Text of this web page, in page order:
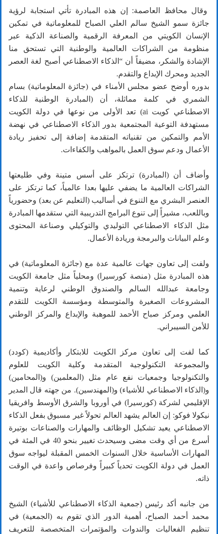
وقال محافظ العاصمة: إن هذه المبادرة تأتي استجابة لرؤية
جائزة سمو الشيخ سالم العلي الصباح للمعلوماتية في تمكين
الإنسان الكويتي من المعرفة الرقمية والصناعة الذكية عبر
منظومة من الشراكات العالمية والوطنية التي تستحق منا
الإشادة والشكر، مضيفاً أن “الذكاء الاصطناعي أصبح لغة العصر
الجديد ومحرك الإبداع والتقدم.
بدوره أوضح عضو مجلس الأمناء في (جائزة المعلوماتية) بسام
الشمري في كلمة مماثلة، أن (المبادرة الوطنية للذكاء
الاصطناعي كويت ai) تعد الأولى من نوعها في دولة الكويت
مستهدفة التوعية المجتمعية بدور الذكاء الاصطناعي في نهضة
الأمم والتمكين من تقنياته المتقدمة إضافة إلى تحفيز ريادة
الأعمال ودعم سوق العمل بالمواهب والكفاءات.
وأضاف أن (المبادرة) ترتكز على أسس متينة وفي طليعتها
الشراكات العالمية ما يضفي عليها بعدا عالمياً، كما ترتكز على
العنصر البشري مع التنوع في أساليب (التعليم عن بعد) وحضورياً
وباللعب، مشيراً إلى تنوع البرامج التدريبية التي ستقدمها المبادرة
مثل الذكاء الاصطناعي التوليدي والتوكيلي وصناعة المحتوى
وعلم البيانات والبرمجة وريادة الأعمال.
ولفت إلى تعاون جهات عالمية عدة مع (جائزة المعلوماتية) في
هذه المبادرة مثل (منصة كورسيرا) ومحلياً مثل جامعة الكويت
وجامعة عبدالله السالم والصندوق الوطني لرعاية وتنمية
المشروعات الصغيرة والمتوسطة ومؤسسة الكويت للتقدم
العلمي ومركز صباح الأحمد للموهبة والإبداع والمركز الوطني
للأمن السيبراني.
كما لفت إلى تعاون مركز الكويت للابتكار وأكاديمية (كودد)
والمجموعة التكنولوجية المتقدمة وكلية الكويت للعلوم
والتكنولوجيا وجمعيات نفع عام مثل (المعلمين) و(المحامين)
و(الذكاء الاصطناعي للأشياء) و(المهندسين). من جهته قال المدير
الإقليمي لشركة (كورسيرا) في أوروبا والشرق الأوسط وافريقيا
نيكولا فوكو: إن العالم يشهد العالم تحولاً غير مسبوق بفعل الذكاء
الاصطناعي يعيد تشكيل الوظائف والمهارات والصناعات بوتيرة
أسرع من أي وقت مضى وسيحدث تغيير بنحو 40 في المئة في
المهارات الأساسية خلال السنوات الخمس المقبلة ليواجه سوق
العمل في دولة الكويت تحدياً كبيراً وفرصاص واعدة في الوقت
ذاته.
من جانبه أكد رئيس (جمعية الذكاء الاصطناعي للأشياء) الشيخ
محمد أحمد الصباح، أهمية الدور الذي تقوم به (الجمعية) في
تنظيم الفعاليات والندوات والمؤتمرات المتخصصة للتعريف